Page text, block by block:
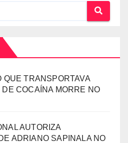
QUE TRANSPORTAVA
COCAÍNA MORRE NO
AUTORIZA
ADRIANO SAPINALA NO